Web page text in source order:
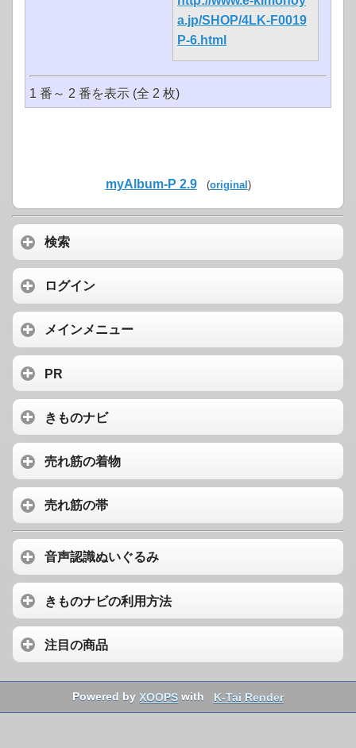
a.jp/SHOP/4LK-F0019
P-6.html
1 番～ 2 番を表示 (全 2 枚)
myAlbum-P 2.9 (original)
検索
ログイン
メインメニュー
PR
きものナビ
売れ筋の着物
売れ筋の帯
音声認識ぬいぐるみ
きものナビの利用方法
注目の商品
Powered byXOOPS with K-Tai Render